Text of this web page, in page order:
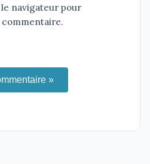
navigateur pour
»